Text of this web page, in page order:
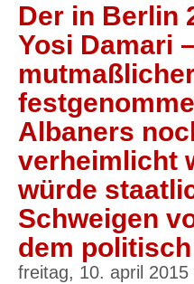
Der in Berlin
Yosi Damari
Albaners
verheimlicht
würde
Schweigen
dem
freitag, 10. april